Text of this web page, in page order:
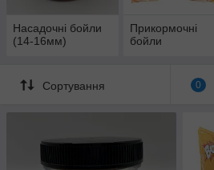
Насадочні бойли
(14-16мм)
Прикормочні
бойли
Сортування 0